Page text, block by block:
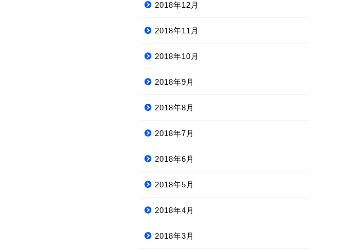
2018年12月
2018年11月
2018年10月
2018年9月
2018年8月
2018年7月
2018年6月
2018年5月
2018年4月
2018年3月